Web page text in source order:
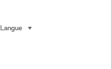
Langue sélectionner (cliquer pour